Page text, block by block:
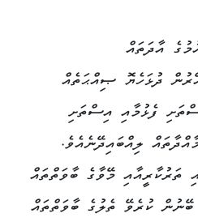
އާދަތައް
ދުޅަހެޔޮ ޞިއްޙަތެއް
ފެޅުމާއި އިސްތަށި
ލިއްބައިދޭނެއެވެ.
ތަރުކާރީއާއި މޭވާގެ ބާވަތްތައް
ކުރެވޭ ތެލުގެ ބާވަތްތައް